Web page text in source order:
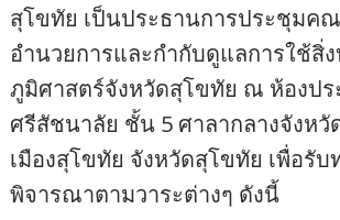
สุโขทัย เป็นประธานการประชุมค
อำนวยการและกำกับดูแลการใช้สิ่
ภูมิศาสตร์จังหวัดสุโขทัย ณ ห้องป
ศรีสัชนาลัย ชั้น 5 ศาลากลางจังหวั
เมืองสุโขทัย จังหวัดสุโขทัย เพื่อรับ
พิจารณาตามวาระต่างๆ ดังนี้